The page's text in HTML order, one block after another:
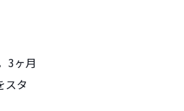
3ヶ月
スタ